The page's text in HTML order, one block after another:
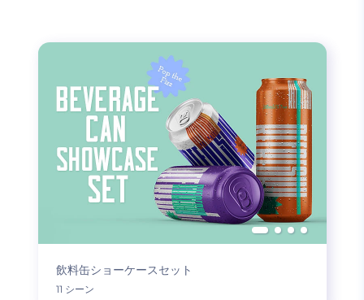
飲料缶ショーケースセット
11 シーン